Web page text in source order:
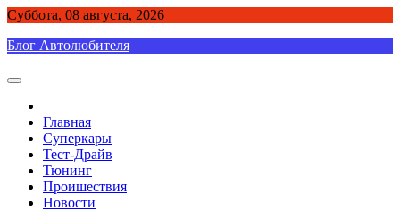
Skip
content
Суббота, 08 августа, 2026
Блог Автолюбителя
Главная
Суперкары
Тест-Драйв
Тюнинг
Проишествия
Новости